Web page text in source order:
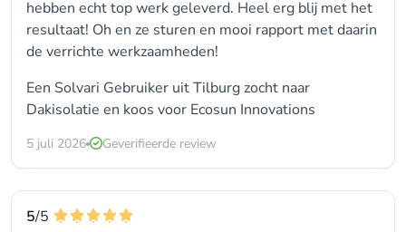
hebben echt top werk geleverd. Heel erg blij met het
resultaat! Oh en ze sturen en mooi rapport met daarin
de verrichte werkzaamheden!
Een Solvari Gebruiker uit Tilburg zocht naar
Dakisolatie en koos voor Ecosun Innovations
5 juli 2026 Geverifieerde review
5/5